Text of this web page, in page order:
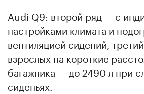
Audi Q9: второй ряд — с
настройками климата и
вентиляцией сидений,
взрослых на короткие
багажника — до 2490 л при
сиденьях.